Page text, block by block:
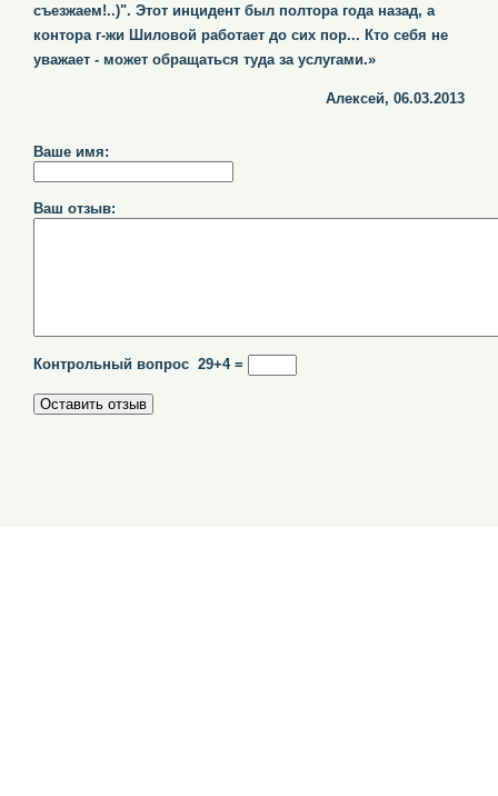
съезжаем!..)". Этот инцидент был полтора года назад, а
контора г-жи Шиловой работает до сих пор... Кто себя не
уважает - может обращаться туда за услугами.»
Алексей, 06.03.2013
Ваше имя:
Ваш отзыв:
Контрольный вопрос 29+4 =